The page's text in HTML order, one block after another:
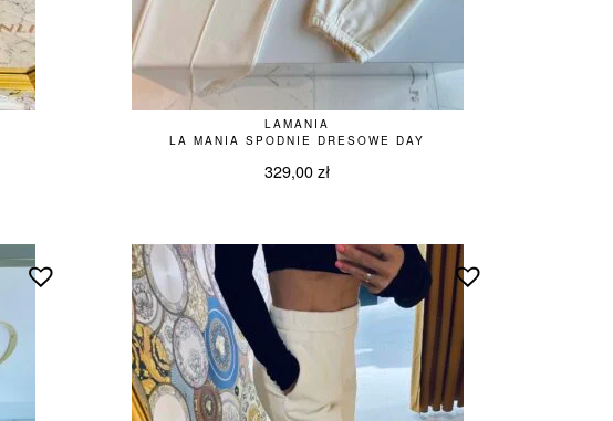
LAMANIA
LA MANIA SPODNIE DRESOWE DAY
329,00zł